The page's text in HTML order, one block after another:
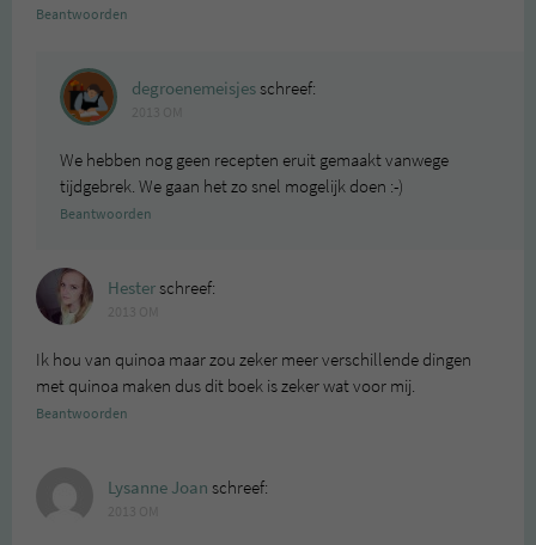
Beantwoorden
degroenemeisjesschreef:
We hebben nog geen recepten eruit gemaakt vanwege
tijdgebrek. We gaan het zo snel mogelijk doen :-)
Beantwoorden
Hesterschreef:
Ik hou van quinoa maar zou zeker meer verschillende dingen
met quinoa maken dus dit boek is zeker wat voor mij.
Beantwoorden
Lysanne Joan schreef: